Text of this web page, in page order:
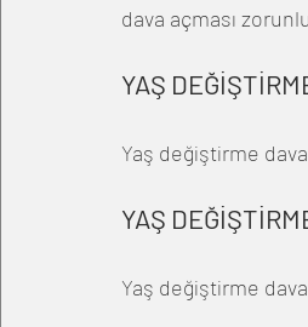
dava açması
YAŞ
Yaş değiştirme
YAŞ
Yaş değiştirme